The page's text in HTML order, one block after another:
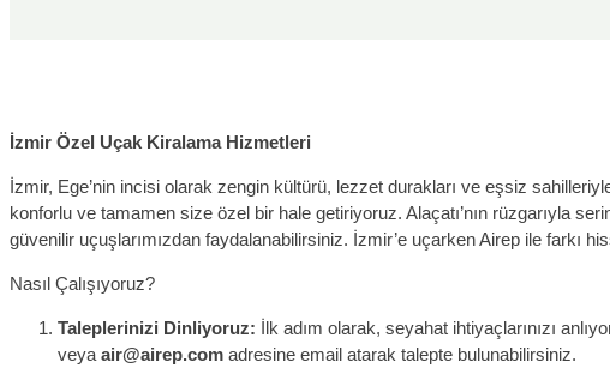
İzmir Özel Uçak Kiralama Hizmetleri
İzmir, Ege’nin incisi olarak zengin kültürü, lezzet durakları ve eşsiz
konforlu ve tamamen size özel bir hale getiriyoruz. Alaçatı’nın rüzgarıyla
güvenilir uçuşlarımızdan faydalanabilirsiniz. İzmir’e uçarken Airep ile farkı
Nasıl Çalışıyoruz?
Taleplerinizi Dinliyoruz: İlk adım olarak, seyahat ihtiyaçlarınızı
veya air@airep.com adresine email atarak talepte bulunabilirsiniz.